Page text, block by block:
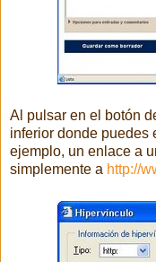
Al pulsar en el botón
inferior donde puedes
ejemplo, un enlace a
simplemente a http://